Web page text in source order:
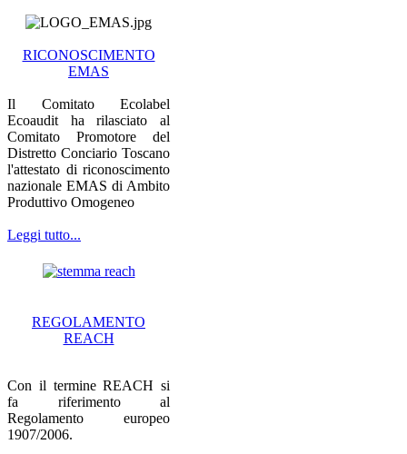
RICONOSCIMENTO
EMAS
Il Comitato Ecolabel
Ecoaudit ha rilasciato al
Comitato Promotore del
Distretto Conciario Toscano
l'attestato di riconoscimento
nazionale EMAS di Ambito
Produttivo Omogeneo
Leggi tutto...
REGOLAMENTO
REACH
Con il termine REACH si
fa riferimento al
Regolamento europeo
1907/2006.